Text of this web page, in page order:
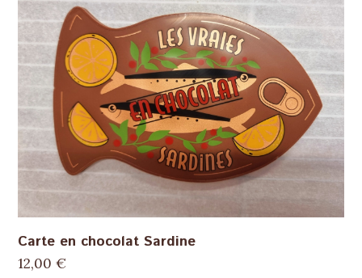
Carte en chocolat Sardine
12,00€